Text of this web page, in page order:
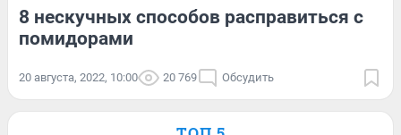
8 нескучных способов расправиться с
помидорами
20 августа, 2022, 10:00 20 769 Обсудить